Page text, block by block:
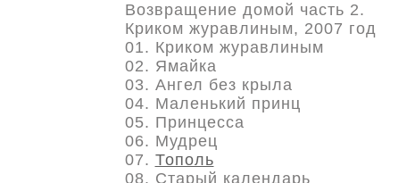
Возвращение домой часть 2.
Криком журавлиным, 2007 год
01. Криком журавлиным
02. Ямайка
03. Ангел без крыла
04. Маленький принц
05. Принцесса
06. Мудрец
07. Тополь
08. Старый календарь